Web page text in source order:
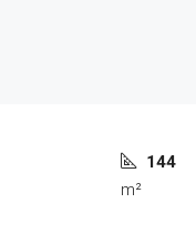
144
m²